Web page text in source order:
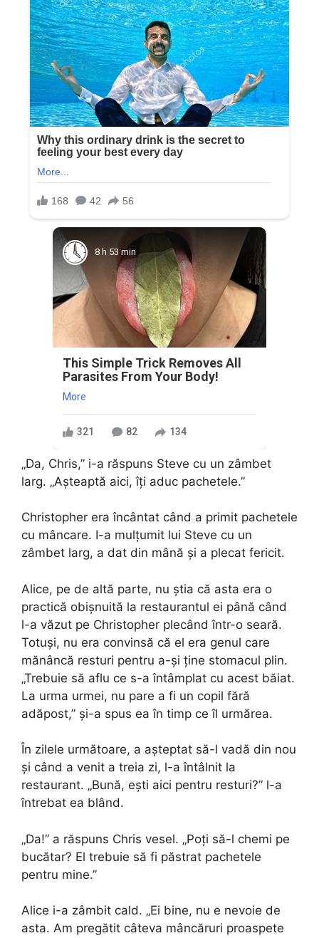
8 h 53 min
This Simple Trick Removes All
Parasites From Your Body!
More
321 82 134
„Da, Chris,” i-a răspuns Steve cu un zâmbet
larg. „Așteaptă aici, îți aduc pachetele.”
Christopher era încântat când a primit pachetele
cu mâncare. I-a mulțumit lui Steve cu un
zâmbet larg, a dat din mână și a plecat fericit.
Alice, pe de altă parte, nu știa că asta era o
practică obișnuită la restaurantul ei până când
l-a văzut pe Christopher plecând într-o seară.
Totuși, nu era convinsă că el era genul care
mănâncă resturi pentru a-și ține stomacul plin.
„Trebuie să aflu ce s-a întâmplat cu acest băiat.
La urma urmei, nu pare a fi un copil fără
adăpost,” și-a spus ea în timp ce îl urmărea.
În zilele următoare, a așteptat să-l vadă din nou
și când a venit a treia zi, l-a întâlnit la
restaurant. „Bună, ești aici pentru resturi?” l-a
întrebat ea blând.
„Da!” a răspuns Chris vesel. „Poți să-l chemi pe
bucătar? El trebuie să fi păstrat pachetele
pentru mine.”
Alice i-a zâmbit cald. „Ei bine, nu e nevoie de
asta. Am pregătit câteva mâncăruri proaspete